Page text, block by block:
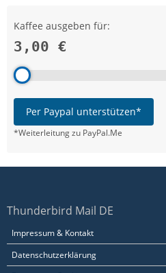
Kaffee ausgeben für:
3,00 €
Per Paypal unterstützen*
*Weiterleitung zu PayPal.Me
Thunderbird Mail DE
Impressum & Kontakt
Datenschutzerklärung